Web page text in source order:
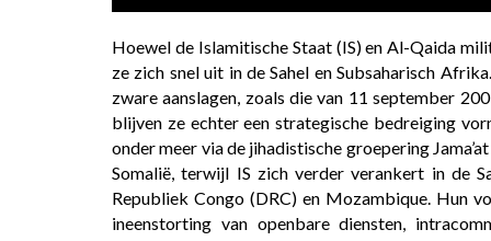
Hoewel de Islamitische Staat (IS) en Al-Qaida
ze zich snel uit in de Sahel en Subsaharisch
zware aanslagen, zoals die van 11 september
blijven ze echter een strategische bedreiging
onder meer via de jihadistische groepering
Somalië, terwijl IS zich verder verankert in de
Republiek Congo (DRC) en Mozambique. Hun
ineenstorting van openbare diensten,